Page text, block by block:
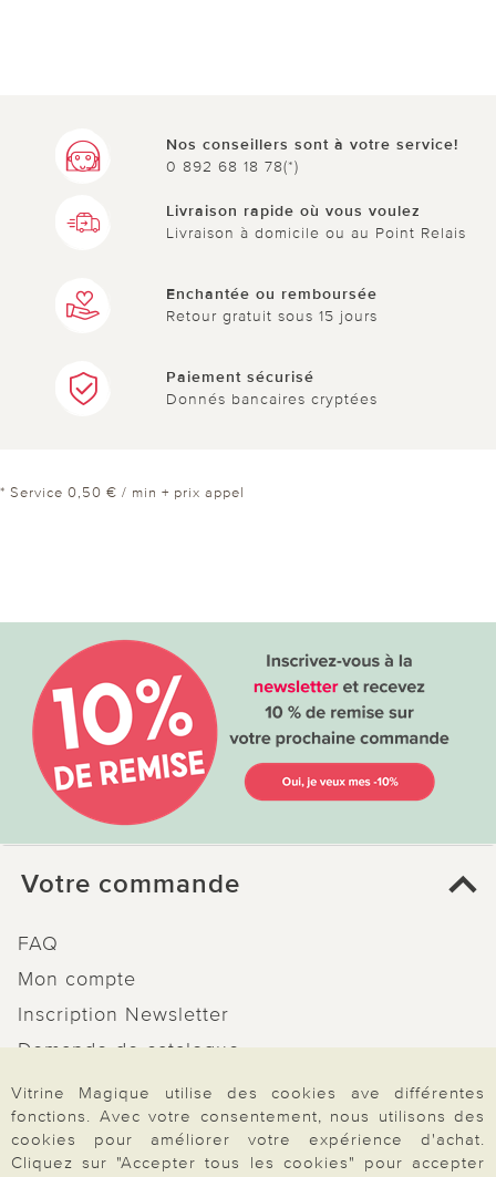
Nos conseillers sont à votre service!
0 892 68 18 78(*)
Livraison rapide où vous voulez
Livraison à domicile ou au Point Relais
Enchantée ou remboursée
Retour gratuit sous 15 jours
Paiement sécurisé
Donnés bancaires cryptées
* Service 0,50 € / min + prix appel
Votre commande
FAQ
Mon compte
Inscription Newsletter
Demande de catalogue
Données personnelles
Droit de rétractation
Rétractation
Vitrine Magique utilise des cookies ave différentes
fonctions. Avec votre consentement, nous utilisons des
cookies pour améliorer votre expérience d'achat.
Cliquez sur "Accepter tous les cookies" pour accepter